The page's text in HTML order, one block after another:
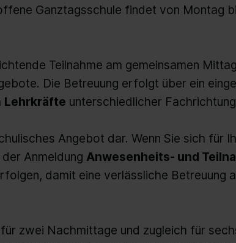
Ganztagsschule findet von Montag
Teilnahme am gemeinsamen
Die Betreuung erfolgt über ein
Lehrkräfte unterschiedlicher
Angebot dar. Wenn Sie sich für
Anmeldung Anwesenheits- und
damit eine verlässliche Betreuung
zwei Nachmittage und zugleich für